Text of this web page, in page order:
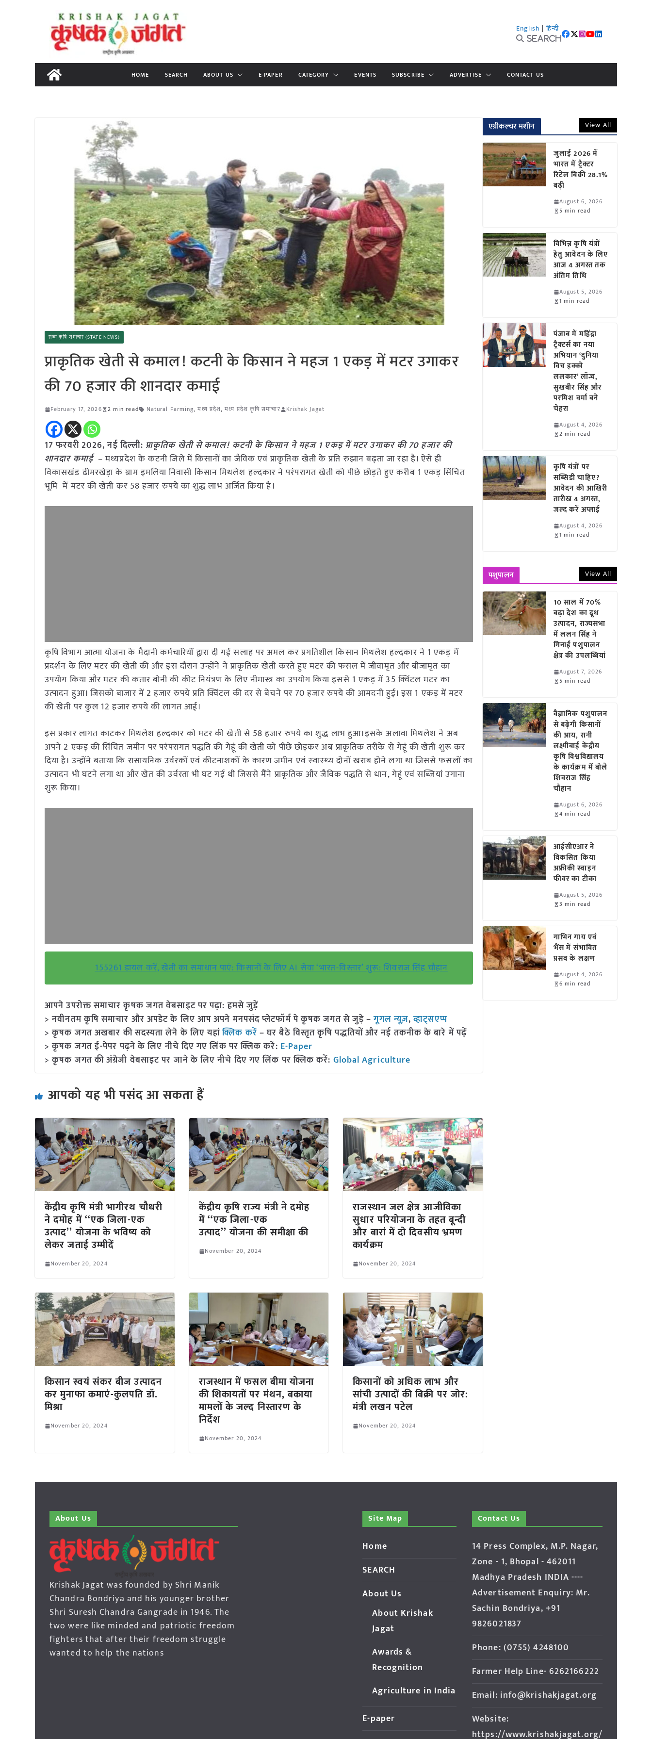
content
English | हिन्दी
Search
HOME SEARCH ABOUT US E-PAPER CATEGORY EVENTS SUBSCRIBE ADVERTISE CONTACT US
राज्य कृषि समाचार (STATE NEWS)
प्राकृतिक खेती से कमाल! कटनी के किसान ने महज 1 एकड़ में मटर उगाकर
की 70 हजार की शानदार कमाई
February 17, 2026 2 min read Natural Farming,मध्य प्रदेश,मध्य प्रदेश कृषि समाचार Krishak Jagat
17 फरवरी 2026, नई दिल्ली: प्राकृतिक खेती से कमाल! कटनी के किसान ने महज 1 एकड़ में मटर उगाकर की 70 हजार की
शानदार कमाई – मध्यप्रदेश के कटनी जिले में किसानों का जैविक एवं प्राकृतिक खेती के प्रति रुझान बढ़ता जा रहा है। ऐसे ही
विकासखंड ढीमरखेड़ा के ग्राम इमलिया निवासी किसान मिथलेश हल्दकार ने परंपरागत खेती को पीछे छोड़ते हुए करीब 1 एकड़ सिंचित
भूमि में मटर की खेती कर 58 हजार रुपये का शुद्ध लाभ अर्जित किया है।
कृषि विभाग आत्मा योजना के मैदानी कर्मचारियों द्वारा दी गई सलाह पर अमल कर प्रगतिशील किसान मिथलेश हल्दकार ने 1 एकड़ में
प्रदर्शन के लिए मटर की खेती की और इस दौरान उन्होंने ने प्राकृतिक खेती करते हुए मटर की फसल में जीवामृत और बीजामृत का
उपयोग किया और मटर की कतार बोनी की कीट नियंत्रण के लिए नीमास्त्र का उपयोग किया इससे 1 एकड़ में 35 क्विंटल मटर का
उत्पादन हुआ। जिसको बाजार में 2 हजार रुपये प्रति क्विंटल की दर से बेचने पर 70 हजार रुपये की आमदनी हुई। इस 1 एकड़ में मटर
की खेती पर कुल 12 हजार रुपये की लागत आई।
इस प्रकार लागत काटकर मिथलेश हल्दकार को मटर की खेती से 58 हजार रुपये का शुद्ध लाभ हुआ।इसके अलावा मिथलेश ने अब
अपने 2 एकड़ की सिंचित जमीन पर परंपरागत पद्धति की गेहूं की खेती को पीछे छोड़कर अब प्राकृतिक तरीके से गेहूं की खेती शुरू कर
दिया है। उन्होंने बताया कि रासायनिक उर्वरकों एवं कीटनाशकों के कारण जमीन एवं स्‍वास्‍थ्‍य दोनों खराब होने लगा था जिससे फसलों का
उत्पादन भी घटने लगा था और खेत की उर्वरता भी घट गई थी जिससे मैंने प्राकृतिक और जैविक पद्धति से धान, गेहूं एवं सब्जियां उगाना
शुरू किया।
155261 डायल करें, खेती का समाधान पाएं: किसानों के लिए AI सेवा ‘भारत-विस्तार’ शुरू: शिवराज सिंह चौहान
आपने उपरोक्त समाचार कृषक जगत वेबसाइट पर पढ़ा: हमसे जुड़ें
> नवीनतम कृषि समाचार और अपडेट के लिए आप अपने मनपसंद प्लेटफॉर्म पे कृषक जगत से जुड़े –गूगल न्यूज़,व्हाट्सएप्प
> कृषक जगत अखबार की सदस्यता लेने के लिए यहांक्लिक करें – घर बैठे विस्तृत कृषि पद्धतियों और नई तकनीक के बारे में पढ़ें
> कृषक जगत ई-पेपर पढ़ने के लिए नीचे दिए गए लिंक पर क्लिक करें: E-Paper
> कृषक जगत की अंग्रेजी वेबसाइट पर जाने के लिए नीचे दिए गए लिंक पर क्लिक करें: Global Agriculture
आपको यह भी पसंद आ सकता हैं
केंद्रीय कृषि मंत्री भागीरथ चौधरी
ने दमोह में ‘‘एक जिला-एक
उत्पाद’’ योजना के भविष्य को
लेकर जताई उम्मीदें
November 20, 2024
केंद्रीय कृषि राज्य मंत्री ने दमोह
में ‘‘एक जिला-एक
उत्पाद’’ योजना की समीक्षा की
November 20, 2024
राजस्थान जल क्षेत्र आजीविका
सुधार परियोजना के तहत बून्दी
और बारां में दो दिवसीय भ्रमण
कार्यक्रम
November 20, 2024
किसान स्वयं संकर बीज उत्पादन
कर मुनाफा कमाएं-कुलपति डॉ.
मिश्रा
November 20, 2024
राजस्थान में फसल बीमा योजना
की शिकायतों पर मंथन, बकाया
मामलों के जल्द निस्तारण के
निर्देश
November 20, 2024
किसानों को अधिक लाभ और
सांची उत्पादों की बिक्री पर जोर:
मंत्री लखन पटेल
November 20, 2024
एग्रीकल्चर मशीन View All
जुलाई 2026 में
भारत में ट्रैक्टर
रिटेल बिक्री 28.1%
बढ़ी
August 6, 2026
5 min read
विभिन्न कृषि यंत्रों
हेतु आवेदन के लिए
आज 4 अगस्त तक
अंतिम तिथि
August 5, 2026
1 min read
पंजाब में महिंद्रा
ट्रैक्टर्स का नया
अभियान ‘दुनिया
विच इक्को
ललकार’ लॉन्च,
सुखबीर सिंह और
परमिश वर्मा बने
चेहरा
August 4, 2026
2 min read
कृषि यंत्रों पर
सब्सिडी चाहिए?
आवेदन की आखिरी
तारीख 4 अगस्त,
जल्द करें अप्लाई
August 4, 2026
1 min read
पशुपालन View All
10 साल में 70%
बढ़ा देश का दूध
उत्पादन, राज्यसभा
में ललन सिंह ने
गिनाईं पशुपालन
क्षेत्र की उपलब्धियां
August 7, 2026
5 min read
वैज्ञानिक पशुपालन
से बढ़ेगी किसानों
की आय, रानी
लक्ष्मीबाई केंद्रीय
कृषि विश्वविद्यालय
के कार्यक्रम में बोले
शिवराज सिंह
चौहान
August 6, 2026
4 min read
आईसीएआर ने
विकसित किया
अफ्रीकी स्वाइन
फीवर का टीका
August 5, 2026
3 min read
गाभिन गाय एवं
भैंस में संभावित
प्रसव के लक्षण
August 4, 2026
6 min read
About Us
Krishak Jagat was founded by Shri Manik
Chandra Bondriya and his younger brother
Shri Suresh Chandra Gangrade in 1946. The
two were like minded and patriotic freedom
fighters that after their freedom struggle
wanted to help the nations
Site Map
Home
SEARCH
About Us
About Krishak
Jagat
Awards &
Recognition
Agriculture in India
E-paper
Contact Us
14 Press Complex, M.P. Nagar,
Zone - 1, Bhopal - 462011
Madhya Pradesh INDIA ----
Advertisement Enquiry: Mr.
Sachin Bondriya, +91
9826021837
Phone: (0755) 4248100
Farmer Help Line- 6262166222
Email: info@krishakjagat.org
Website:
https://www.krishakjagat.org/